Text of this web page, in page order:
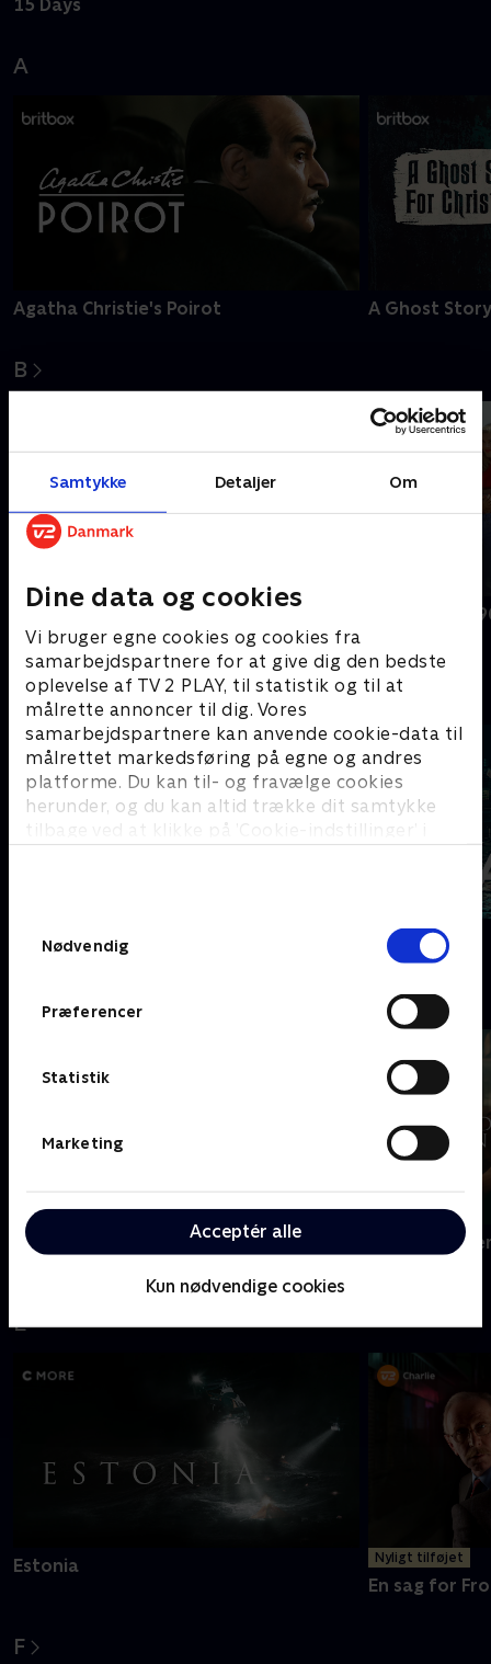
Samtykke Detaljer Om
Dine data og cookies
Vi bruger egne cookies og cookies fra
samarbejdspartnere for at give dig den bedste
oplevelse af TV 2 PLAY, til statistik og til at
målrette annoncer til dig. Vores
samarbejdspartnere kan anvende cookie-data til
målrettet markedsføring på egne og andres
platforme. Du kan til- og fravælge cookies
herunder, og du kan altid trække dit samtykke
tilbage ved at klikke på ’Cookie-indstillinger’ i
Nødvendig
Præferencer
Statistik
Marketing
Acceptér alle
Kun nødvendige cookies
15 Days
A
Agatha Christie's Poirot A Ghost
B
Beverly Hills
C
Coldwater Cleaning Up
Dear England Den gode
E
Estonia Nyligt tilføjet
En sag for
F